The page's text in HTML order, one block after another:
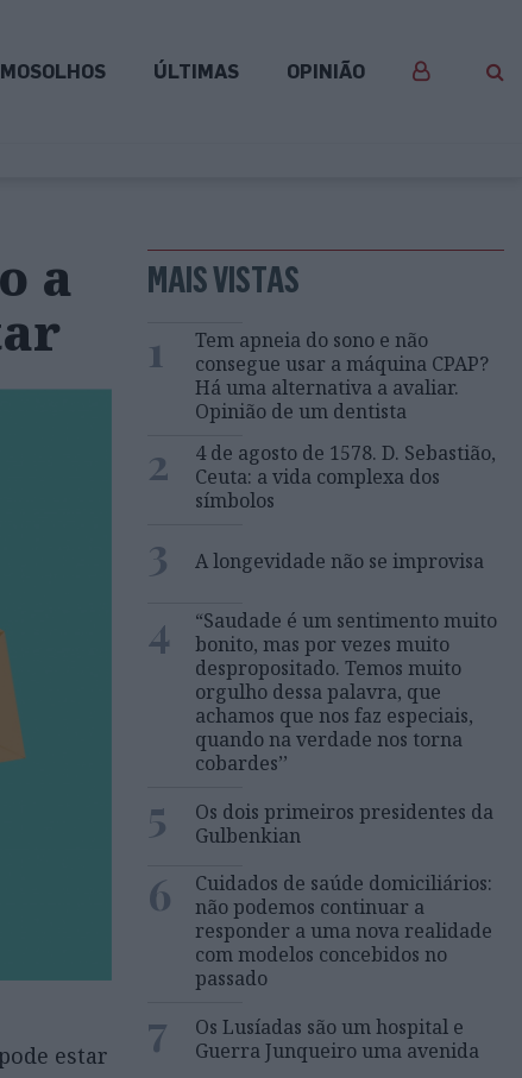
ÚLTIMAS OPINIÃO
a
estar
MAIS VISTAS
1
Tem apneia do sono e não
consegue usar a máquina CPAP?
Há uma alternativa a avaliar.
Opinião de um dentista
2
4 de agosto de 1578. D. Sebastião,
Ceuta: a vida complexa dos
símbolos
3 A longevidade não se improvisa
4
“Saudade é um sentimento muito
bonito, mas por vezes muito
despropositado. Temos muito
orgulho dessa palavra, que
achamos que nos faz especiais,
quando na verdade nos torna
cobardes’’
5
Os dois primeiros presidentes da
Gulbenkian
6
Cuidados de saúde domiciliários:
não podemos continuar a
responder a uma nova realidade
com modelos concebidos no
passado
7
Os Lusíadas são um hospital e
Guerra Junqueiro uma avenida